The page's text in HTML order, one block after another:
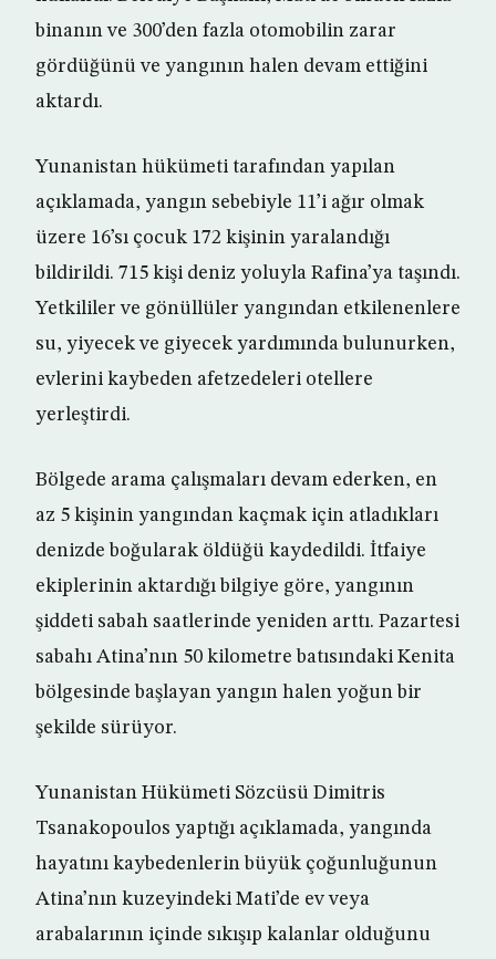
binanın ve 300’den fazla otomobilin zarar
gördüğünü ve yangının halen devam ettiğini
aktardı.
Yunanistan hükümeti tarafından yapılan
açıklamada, yangın sebebiyle 11’i ağır olmak
üzere 16’sı çocuk 172 kişinin yaralandığı
bildirildi. 715 kişi deniz yoluyla Rafina’ya taşındı.
Yetkililer ve gönüllüler yangından etkilenenlere
su, yiyecek ve giyecek yardımında bulunurken,
evlerini kaybeden afetzedeleri otellere
yerleştirdi.
Bölgede arama çalışmaları devam ederken, en
az 5 kişinin yangından kaçmak için atladıkları
denizde boğularak öldüğü kaydedildi. İtfaiye
ekiplerinin aktardığı bilgiye göre, yangının
şiddeti sabah saatlerinde yeniden arttı. Pazartesi
sabahı Atina’nın 50 kilometre batısındaki Kenita
bölgesinde başlayan yangın halen yoğun bir
şekilde sürüyor.
Yunanistan Hükümeti Sözcüsü Dimitris
Tsanakopoulos yaptığı açıklamada, yangında
hayatını kaybedenlerin büyük çoğunluğunun
Atina’nın kuzeyindeki Mati’de ev veya
arabalarının içinde sıkışıp kalanlar olduğunu